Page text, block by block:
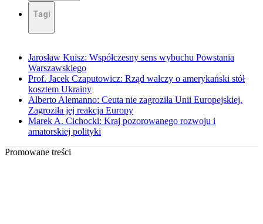
Tagi
Jarosław Kuisz: Współczesny sens wybuchu Powstania
Warszawskiego
Prof. Jacek Czaputowicz: Rząd walczy o amerykański stół
kosztem Ukrainy
Alberto Alemanno: Ceuta nie zagroziła Unii Europejskiej.
Zagroziła jej reakcja Europy
Marek A. Cichocki: Kraj pozorowanego rozwoju i
amatorskiej polityki
Promowane treści